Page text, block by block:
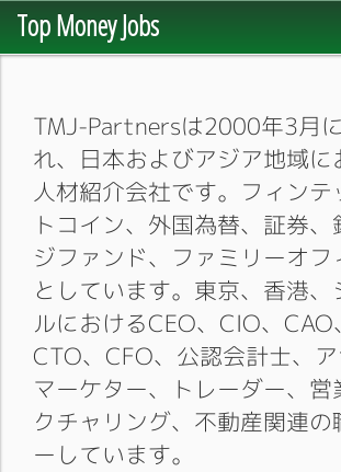
Top Money Jobs
TMJ-Partnersは2000年3月
れ、日本およびアジア地域に
人材紹介会社です。フィンテ
トコイン、外国為替、証券、
ジファンド、ファミリーオフ
としています。東京、香港、
ルにおけるCEO、CIO、CAO
CTO、CFO、公認会計士、ア
マーケター、トレーダー、営
クチャリング、不動産関連の
ーしています。